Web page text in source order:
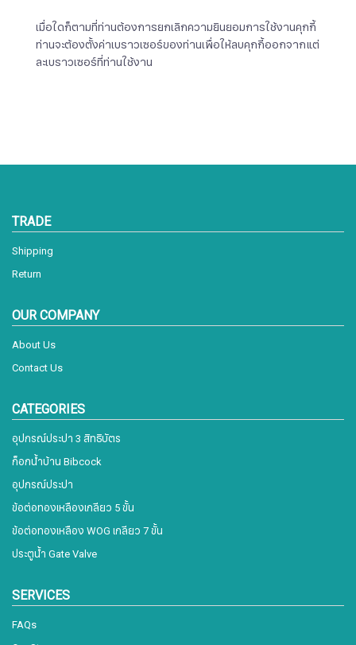
เมื่อใดก็ตามที่ท่านต้องการยกเลิกความยินยอมการใช้งานคุกกี้
ท่านจะต้องตั้งค่าเบราวเซอร์ของท่านเพื่อให้ลบคุกกี้ออกจากแต่
ละเบราวเซอร์ที่ท่านใช้งาน
TRADE
Shipping
Return
OUR COMPANY
About Us
Contact Us
CATEGORIES
อุปกรณ์ประปา 3 สิทธิบัตร
ก็อกน้ำบ้าน Bibcock
อุปกรณ์ประปา
ข้อต่อทองเหลืองเกลียว 5 ขั้น
ข้อต่อทองเหลือง WOG เกลียว 7 ขั้น
ประตูน้ำ Gate Valve
SERVICES
FAQs